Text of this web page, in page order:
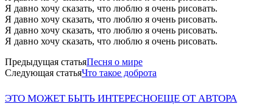
Я давно хочу сказать, что люблю я очень рисовать.
Я давно хочу сказать, что люблю я очень рисовать.
Я давно хочу сказать, что люблю я очень рисовать.
Я давно хочу сказать, что люблю я очень рисовать.
Предыдущая статьяПесня о мире
Следующая статьяЧто такое доброта
ЭТО МОЖЕТ БЫТЬ ИНТЕРЕСНОЕЩЕ ОТ АВТОРА